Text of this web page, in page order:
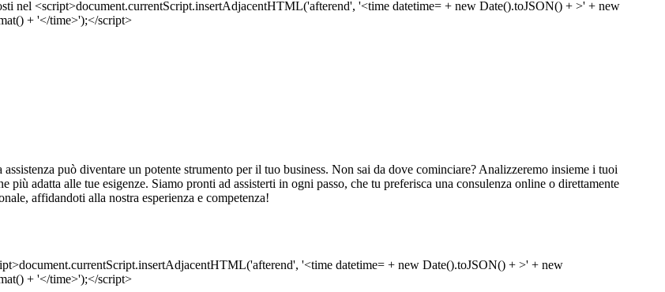
può diventare un potente strumento per il tuo business. Non sai da dove cominciare? Analizzeremo insieme i tuoi
adatta alle tue esigenze. Siamo pronti ad assisterti in ogni passo, che tu preferisca una consulenza online o direttamente
affidandoti alla nostra esperienza e competenza!